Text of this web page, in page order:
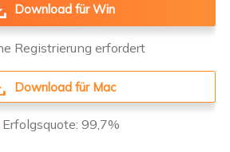
Download für Win
Registrierung erfordert
Download für Mac
Erfolgsquote: 99,7%